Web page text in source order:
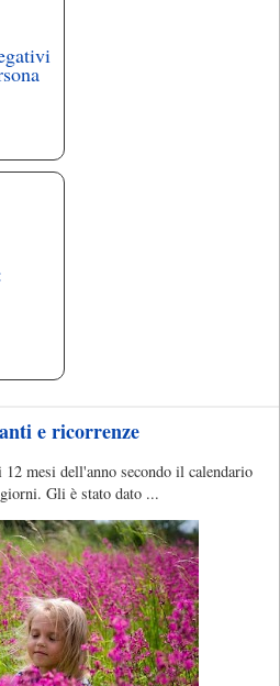
e ricorrenze
mesi dell'anno secondo il calendario
Gli è stato dato ...